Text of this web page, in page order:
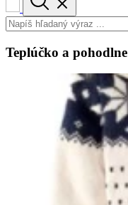
Teplúčko a pohodlne